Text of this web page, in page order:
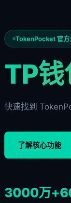
TokenPocket 官方
TP
快速找到
了解核心功能
3000万+